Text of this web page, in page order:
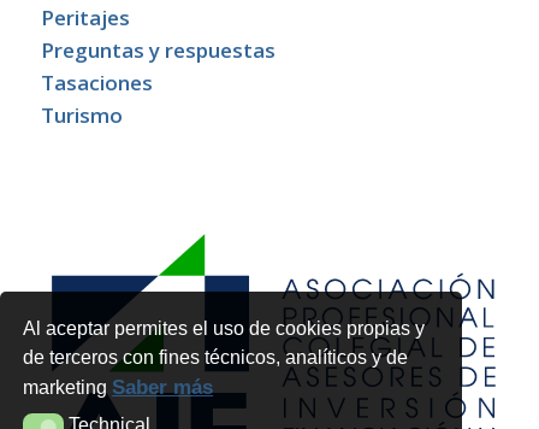
Al aceptar permites el uso de cookies propias y
de terceros con fines técnicos, analíticos y de
marketingSaber más
Technical
Peritajes
Preguntas y respuestas
Tasaciones
Turismo